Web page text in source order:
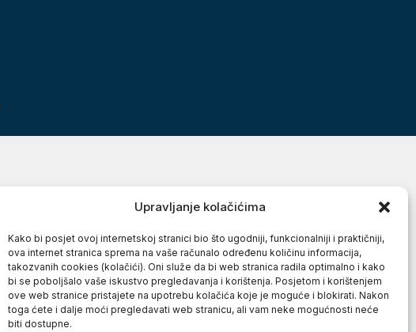
Upravljanje kolačićima
Kako bi posjet ovoj internetskoj stranici bio što ugodniji, funkcionalniji i praktičniji,
ova internet stranica sprema na vaše računalo određenu količinu informacija,
takozvanih cookies (kolačići). Oni služe da bi web stranica radila optimalno i kako
bi se poboljšalo vaše iskustvo pregledavanja i korištenja. Posjetom i korištenjem
ove web stranice pristajete na upotrebu kolačića koje je moguće i blokirati. Nakon
toga ćete i dalje moći pregledavati web stranicu, ali vam neke mogućnosti neće
biti dostupne.